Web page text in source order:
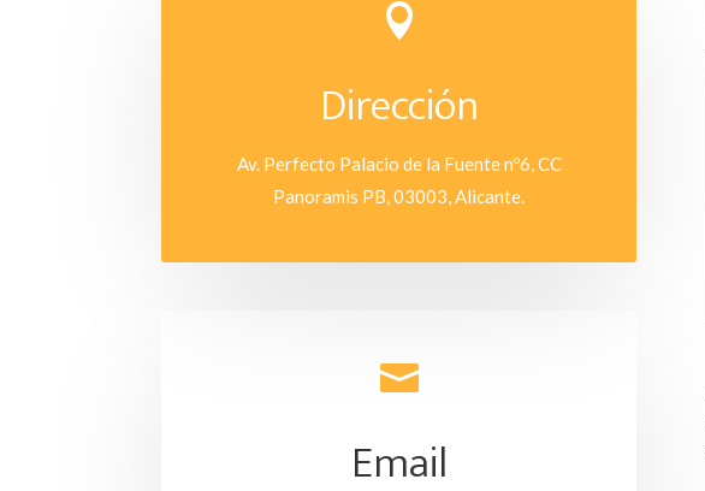

Dirección
Av. Perfecto Palacio de la Fuente nº6, CC
Panoramis PB, 03003, Alicante.

Email